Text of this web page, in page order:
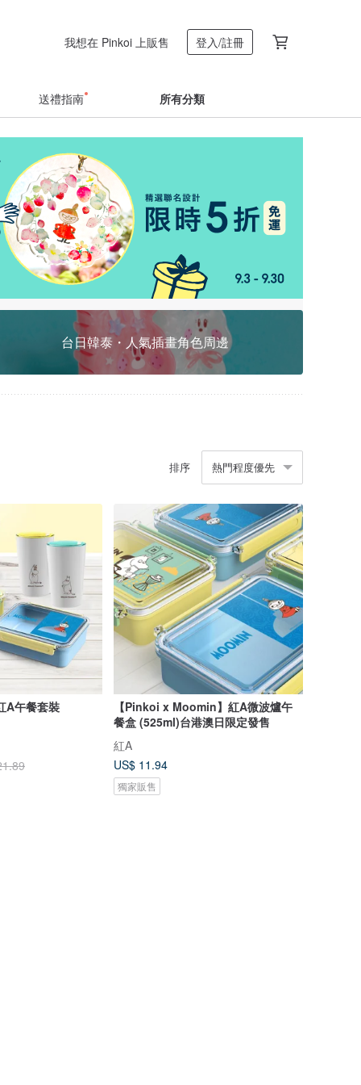
我想在 Pinkoi 上販售 登入/註冊
送禮指南 所有分類
台日韓泰・人氣插畫角色周邊
排序 熱門程度優先
A午餐套裝
【Pinkoi x Moomin】紅A微波爐午
餐盒 (525ml)台港澳日限定發售
紅A
US$ 11.94
獨家販售